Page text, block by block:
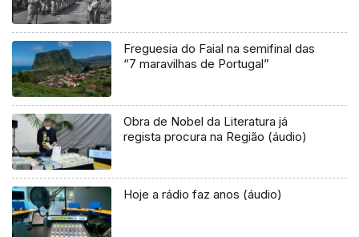
Freguesia do Faial na semifinal das
“7 maravilhas de Portugal”
Obra de Nobel da Literatura já
regista procura na Região (áudio)
Hoje a rádio faz anos (áudio)